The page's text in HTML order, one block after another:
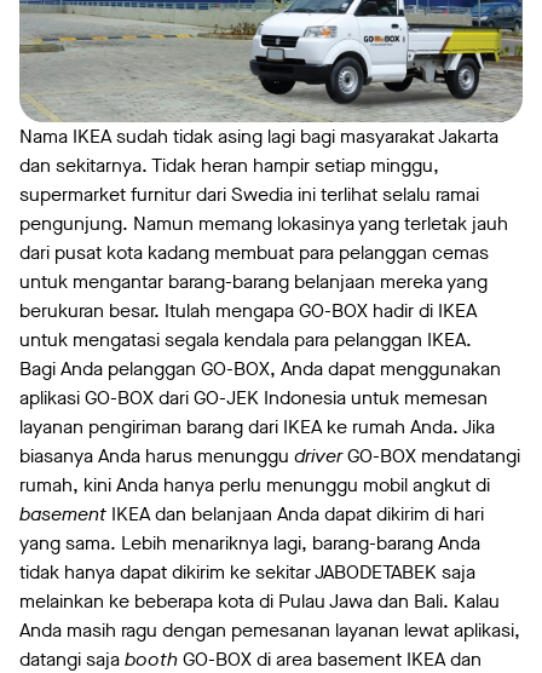
Nama IKEA sudah tidak asing lagi bagi masyarakat Jakarta
dan sekitarnya. Tidak heran hampir setiap minggu,
supermarket furnitur dari Swedia ini terlihat selalu ramai
pengunjung. Namun memang lokasinya yang terletak jauh
dari pusat kota kadang membuat para pelanggan cemas
untuk mengantar barang-barang belanjaan mereka yang
berukuran besar. Itulah mengapa GO-BOX hadir di IKEA
untuk mengatasi segala kendala para pelanggan IKEA.
Bagi Anda pelanggan GO-BOX, Anda dapat menggunakan
aplikasi GO-BOX dari GO-JEK Indonesia untuk memesan
layanan pengiriman barang dari IKEA ke rumah Anda. Jika
biasanya Anda harus menunggu driverGO-BOX mendatangi
rumah, kini Anda hanya perlu menunggu mobil angkut di
basement IKEA dan belanjaan Anda dapat dikirim di hari
yang sama. Lebih menariknya lagi, barang-barang Anda
tidak hanya dapat dikirim ke sekitar JABODETABEK saja
melainkan ke beberapa kota di Pulau Jawa dan Bali. Kalau
Anda masih ragu dengan pemesanan layanan lewat aplikasi,
datangi sajaboothGO-BOX di area basement IKEA dan